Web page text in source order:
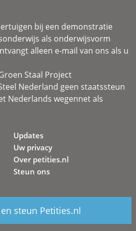
bij een demonstratie
als onderwijsvorm
alleen e-mail van ons als u
Staal Project
Nederland geen staatssteun
Nederlands wegennet als
Updates
Uw privacy
Over petities.nl
Steun ons
steun Petities.nl